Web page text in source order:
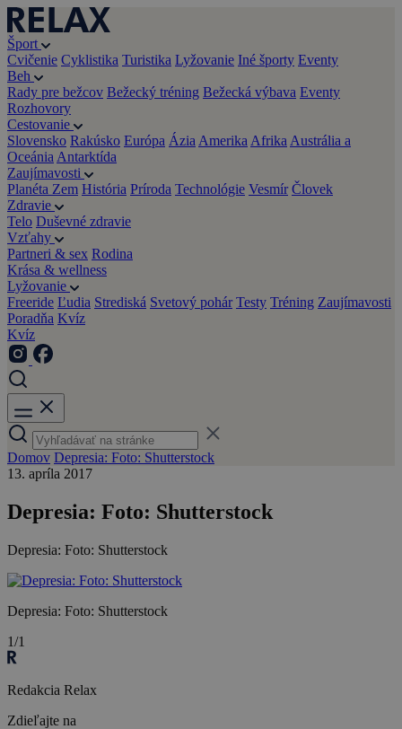
Šport
Cvičenie Cyklistika Turistika Lyžovanie Iné športy Eventy
Beh
Rady pre bežcov Bežecký tréning Bežecká výbava Eventy
Rozhovory
Cestovanie
Slovensko Rakúsko Európa Ázia Amerika Afrika Austrália a
Oceánia Antarktída
Zaujímavosti
Planéta Zem História Príroda Technológie Vesmír Človek
Zdravie
Telo Duševné zdravie
Vzťahy
Partneri & sex Rodina
Krása & wellness
Lyžovanie
Freeride Ľudia Strediská Svetový pohár Testy Tréning Zaujímavosti
Poradňa Kvíz
Kvíz
Domov Depresia: Foto: Shutterstock
13. apríla 2017
Depresia: Foto: Shutterstock
Depresia: Foto: Shutterstock
Depresia: Foto: Shutterstock
1/1
Redakcia Relax
Zdieľajte na